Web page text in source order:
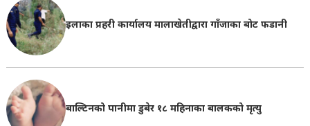
इलाका प्रहरी कार्यालय मालाखेतीद्वारा गाँजाका बोट फडानी
बाल्टिनको पानीमा डुबेर १८ महिनाका बालकको मृत्यु